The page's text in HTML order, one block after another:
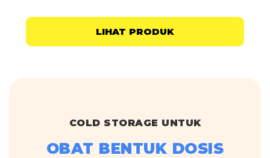
LIHAT PRODUK
COLD STORAGE UNTUK
OBAT BENTUK DOSIS